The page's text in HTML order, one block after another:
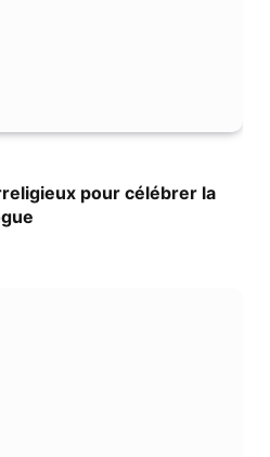
pour célébrer la